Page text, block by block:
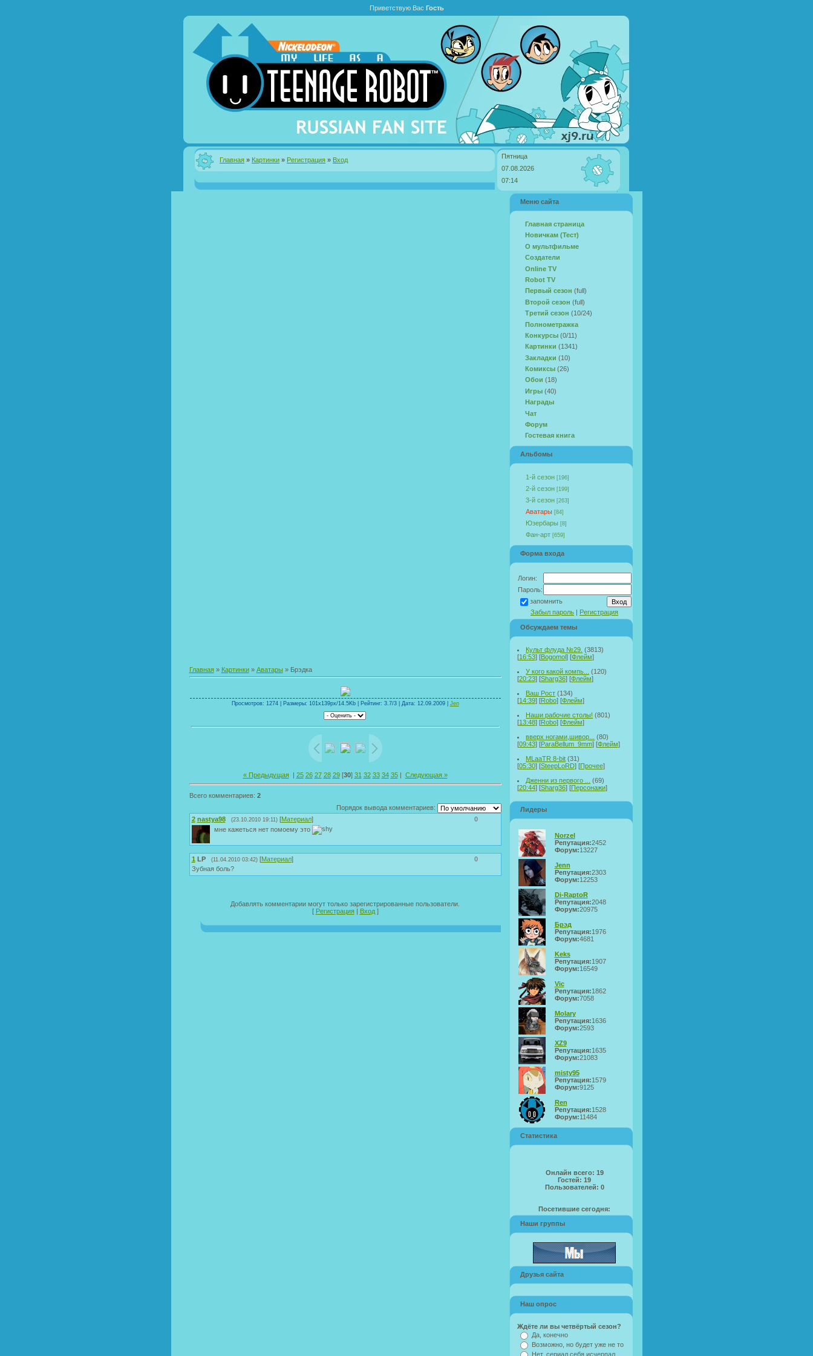
Приветствую Вас Гость
Главная » Картинки » Регистрация » Вход
Пятница
07.08.2026
07:14
Главная» Картинки» Аватары» Брэдка
Просмотров: 1274 | Размеры: 101x139px/14.5Kb | Рейтинг: 3.7/3 | Дата: 12.09.2009 | Jen
« Предыдущая| 25 26 27 28 29[30] 31 32 33 34 35| Следующая »
Всего комментариев: 2
Порядок вывода комментариев:
0
2 nastya98 (23.10.2010 19:11)[Материал]
мне кажеться нет помоему это
0
1 LP (11.04.2010 03:42)[Материал]
Зубная боль?
Добавлять комментарии могут только зарегистрированные пользователи.
[ Регистрация| Вход]
Меню сайта
Главная страница
Новичкам (Тест)
О мультфильме
Создатели
Online TV
Robot TV
Первый сезон (full)
Второй сезон (full)
Третий сезон (10/24)
Полнометражка
Конкурсы (0/11)
Картинки (1341)
Закладки (10)
Комиксы (26)
Обои (18)
Игры (40)
Награды
Чат
Форум
Гостевая книга
Альбомы
1-й сезон [196]
2-й сезон [199]
3-й сезон [263]
Аватары [84]
Юзербары [8]
Фан-арт [659]
Форма входа
Логин:
Пароль:
запомнить
Забыл пароль | Регистрация
Обсуждаем темы
Культ флуда №29. (3813)
[16:53] [Bogomol] [Флейм]
У кого какой компь...
(120)
[20:23] [Sharg36] [Флейм]
Ваш Рост (134)
[14:39] [Robo] [Флейм]
Наши рабочие столы! (801)
[13:48] [Robo] [Флейм]
вверх ногами,шивор...
(80)
[09:43] [ParaBellum_9mm] [Флейм]
MLaaTR 8-bit (31)
[05:30] [SteepLoRD] [Прочее]
Дженни из первого ...
(69)
[20:44] [Sharg36] [Персонажи]
Лидеры
Norzel
Репутация:2452
Форум:13227
Jenn
Репутация:2303
Форум:12253
Di-RaptoR
Репутация:2048
Форум:20975
Брэд
Репутация:1976
Форум:4681
Keks
Репутация:1907
Форум:16549
Vic
Репутация:1862
Форум:7058
Molary
Репутация:1636
Форум:2593
XZ9
Репутация:1635
Форум:21083
misty95
Репутация:1579
Форум:9125
Ren
Репутация:1528
Форум:11484
Статистика
Онлайн всего: 19
Гостей: 19
Пользователей: 0
Посетившие сегодня:
Наши группы
Друзья сайта
Наш опрос
Ждёте ли вы четвёртый сезон?
Да, конечно
Возможно, но будет уже не то
Нет, сериал себя исчерпал